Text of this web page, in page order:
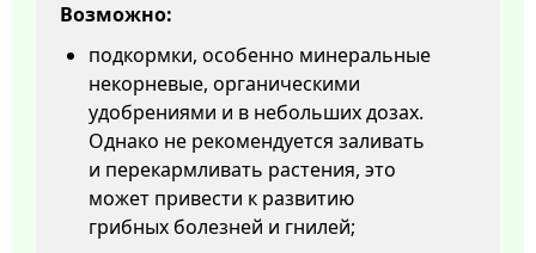
Возможно:
подкормки, особенно минеральные
некорневые, органическими
удобрениями и в небольших дозах.
Однако не рекомендуется заливать
и перекармливать растения, это
может привести к развитию
грибных болезней и гнилей;